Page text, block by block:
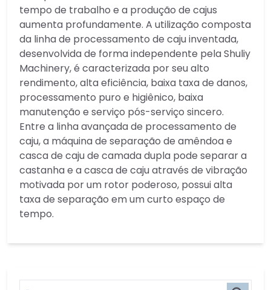
tempo de trabalho e a produção de cajus
aumenta profundamente. A utilização composta
da linha de processamento de caju inventada,
desenvolvida de forma independente pela Shuliy
Machinery, é caracterizada por seu alto
rendimento, alta eficiência, baixa taxa de danos,
processamento puro e higiênico, baixa
manutenção e serviço pós-serviço sincero.
Entre a linha avançada de processamento de
caju, a máquina de separação de amêndoa e
casca de caju de camada dupla pode separar a
castanha e a casca de caju através de vibração
motivada por um rotor poderoso, possui alta
taxa de separação em um curto espaço de
tempo.